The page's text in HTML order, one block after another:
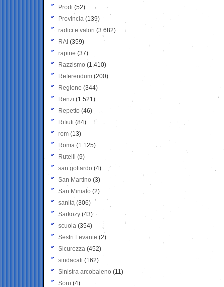
Prodi (52)
Provincia (139)
radici e valori (3.682)
RAI (359)
rapine (37)
Razzismo (1.410)
Referendum (200)
Regione (344)
Renzi (1.521)
Repetto (46)
Rifiuti (84)
rom (13)
Roma (1.125)
Rutelli (9)
san gottardo (4)
San Martino (3)
San Miniato (2)
sanità (306)
Sarkozy (43)
scuola (354)
Sestri Levante (2)
Sicurezza (452)
sindacati (162)
Sinistra arcobaleno (11)
Soru (4)